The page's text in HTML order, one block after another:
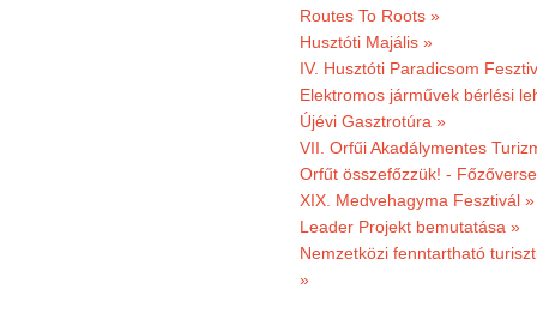
Routes To Roots »
Husztóti Majális »
IV. Husztóti Paradicsom
Elektromos járművek bérlési
Újévi Gasztrotúra »
VII. Orfűi Akadálymentes
Orfűt összefőzzük! -
XIX. Medvehagyma Fesztivál »
Leader Projekt bemutatása »
Nemzetközi fenntartható
»